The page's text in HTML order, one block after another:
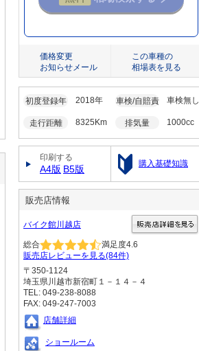
価格変更
お知らせメール
この車種の
相場表を見る
初度登録年 2018年 車検/自賠責 車検無し
走行距離 8325Km 排気量 1000cc
印刷する
A4版 B5版 購入基礎知識
販売店情報
バイク館川越店
総合 満足度4.6
販売店レビューを見る(84件)
〒350-1124
埼玉県川越市新宿町１－１４－４
TEL: 049-238-8088
FAX: 049-247-7003
店舗詳細
ショールーム